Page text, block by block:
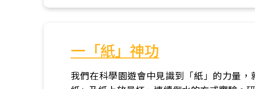
一「紙」神功
我們在科學園遊會中見識到「紙」的力量